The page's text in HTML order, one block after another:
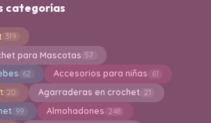
categorías
319
para Mascotas 57
62 Accesorios para niñas 61
20 Agarraderas en crochet 21
99 Almohadones 248